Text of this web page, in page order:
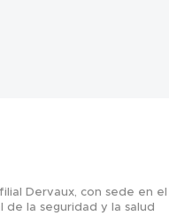
Dervaux, con sede en el
de la seguridad y la salud